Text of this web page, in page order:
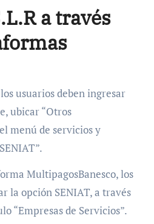
a través
usuarios deben ingresar
ubicar “Otros
menú de servicios y
MultipagosBanesco, los
la opción SENIAT, a través
“Empresas de Servicios”.